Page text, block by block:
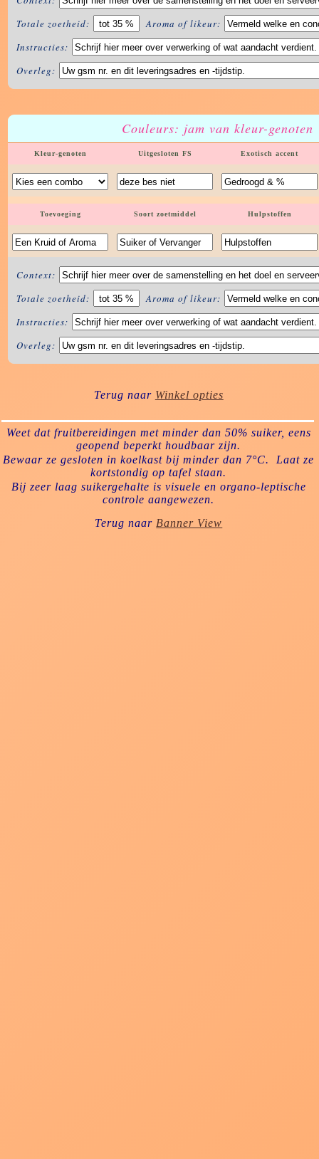
Totale zoetheid:
Aroma of likeur:
Instructies:
Overleg:
Couleurs: jam van kleur-genoten
Kleur-genoten Uitgesloten FS Exotisch accent
Toevoeging Soort zoetmiddel Hulpstoffen
Context:
Totale zoetheid:
Aroma of likeur:
Instructies:
Overleg:
Terug naar Winkel opties
Weet dat fruitbereidingen met minder dan 50% suiker, eens
geopend beperkt houdbaar zijn.
Bewaar ze gesloten in koelkast bij minder dan 7°C. Laat ze
kortstondig op tafel staan.
Bij zeer laag suikergehalte is visuele en organo-leptische
controle aangewezen.
Terug naar Banner View